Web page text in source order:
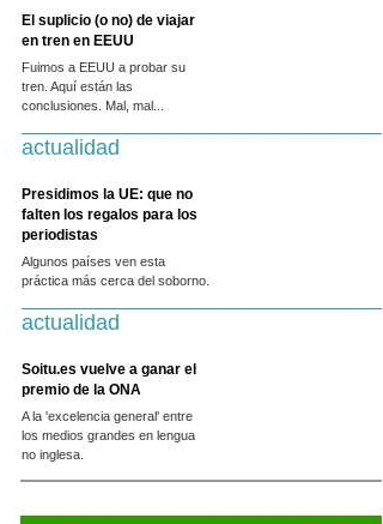
El suplicio (o no) de viajar
en tren en EEUU
Fuimos a EEUU a probar su
tren. Aquí están las
conclusiones. Mal, mal...
actualidad
Presidimos la UE: que no
falten los regalos para los
periodistas
Algunos países ven esta
práctica más cerca del soborno.
actualidad
Soitu.es vuelve a ganar el
premio de la ONA
A la 'excelencia general' entre
los medios grandes en lengua
no inglesa.